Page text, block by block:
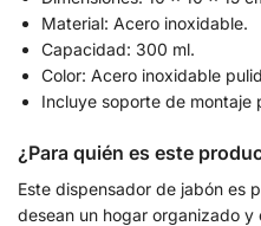
Material: Acero inoxidable.
Capacidad: 300 ml.
Color: Acero inoxidable
Incluye soporte de montaje
¿Para quién es este
Este dispensador de jabón es
desean un hogar organizado y